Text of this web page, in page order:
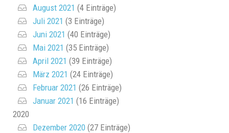
August 2021 (4 Einträge)
Juli 2021 (3 Einträge)
Juni 2021 (40 Einträge)
Mai 2021 (35 Einträge)
April 2021 (39 Einträge)
März 2021 (24 Einträge)
Februar 2021 (26 Einträge)
Januar 2021 (16 Einträge)
2020
Dezember 2020 (27 Einträge)